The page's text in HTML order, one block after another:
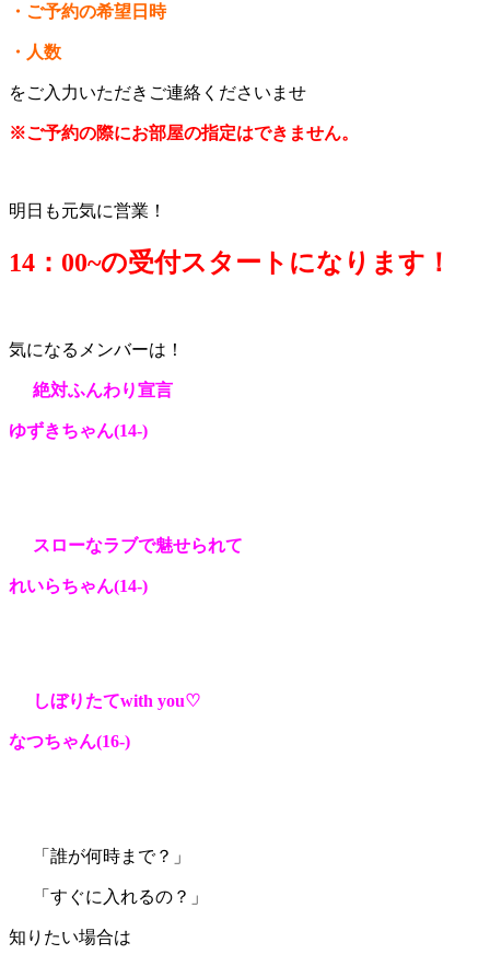
・ご予約の希望日時
・人数
をご入力いただきご連絡くださいませ
※ご予約の際にお部屋の指定はできません。
明日も元気に営業！
14：00~の受付スタートになります！
気になるメンバーは！
絶対ふんわり宣言
ゆずきちゃん(14-)
スローなラブで魅せられて
れいらちゃん(14-)
しぼりたてwith you♡
なつちゃん(16-)
「誰が何時まで？」
「すぐに入れるの？」
知りたい場合は